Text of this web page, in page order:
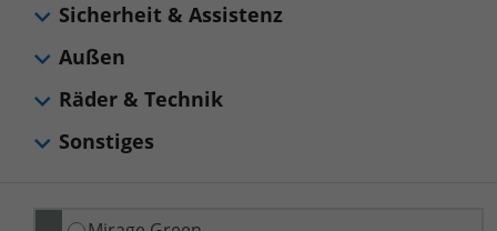
Sicherheit & Assistenz
Außen
Räder & Technik
Sonstiges